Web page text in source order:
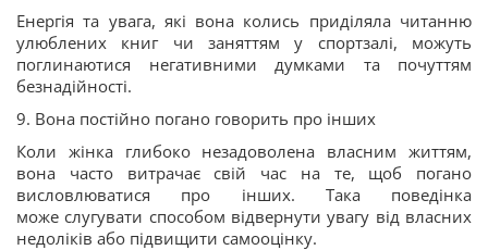
Енергія та увага, які вона колись приділяла читанню
улюблених книг чи заняттям у спортзалі, можуть
поглинаютися негативними думками та почуттям
безнадійності.
9. Вона постійно погано говорить про інших
Коли жінка глибоко незадоволена власним життям,
вона часто витрачає свій час на те, щоб погано
висловлюватися про інших. Така поведінка
може слугувати способом відвернути увагу від власних
недоліків або підвищити самооцінку.